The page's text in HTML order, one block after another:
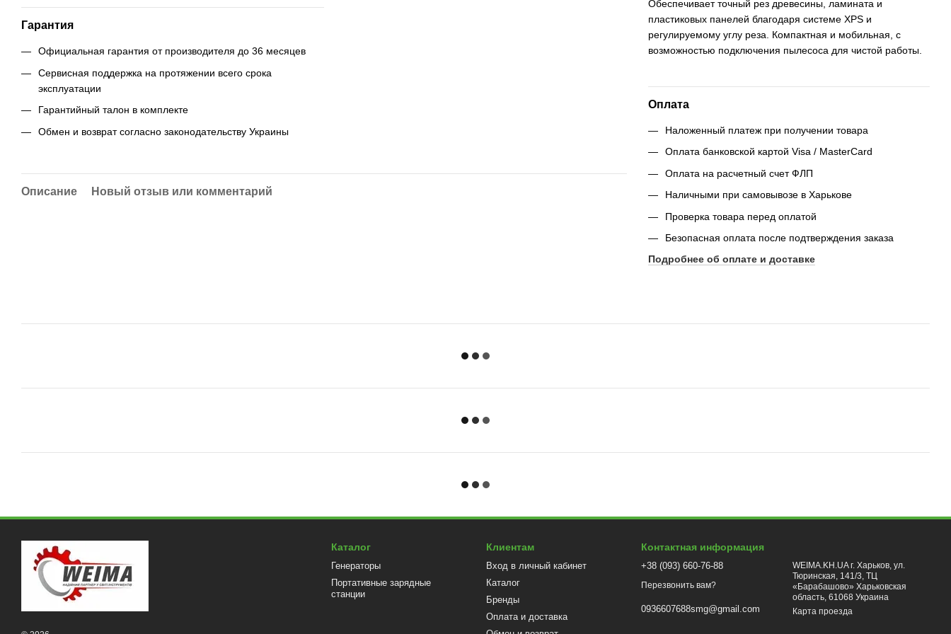
Гарантия
Официальная гарантия от производителя до 36 месяцев
Сервисная поддержка на протяжении всего срока
эксплуатации
Гарантийный талон в комплекте
Обмен и возврат согласно законодательству Украины
Обеспечивает точный рез древесины, ламината и
пластиковых панелей благодаря системе XPS и
регулируемому углу реза. Компактная и мобильная, с
возможностью подключения пылесоса для чистой работы.
Оплата
Наложенный платеж при получении товара
Оплата банковской картой Visa / MasterCard
Оплата на расчетный счет ФЛП
Наличными при самовывозе в Харькове
Проверка товара перед оплатой
Безопасная оплата после подтверждения заказа
Подробнее об оплате и доставке
Описание Новый отзыв или комментарий
Каталог
Генераторы
Портативные зарядные
станции
Клиентам
Вход в личный кабинет
Каталог
Бренды
Оплата и доставка
Контактная информация
+38 (093) 660-76-88
Перезвонить вам?
0936607688smg@gmail.com
WEIMA.KH.UA г. Харьков, ул.
Тюринская, 141/3, ТЦ
«Барабашово» Харьковская
область, 61068 Украина
Карта проезда